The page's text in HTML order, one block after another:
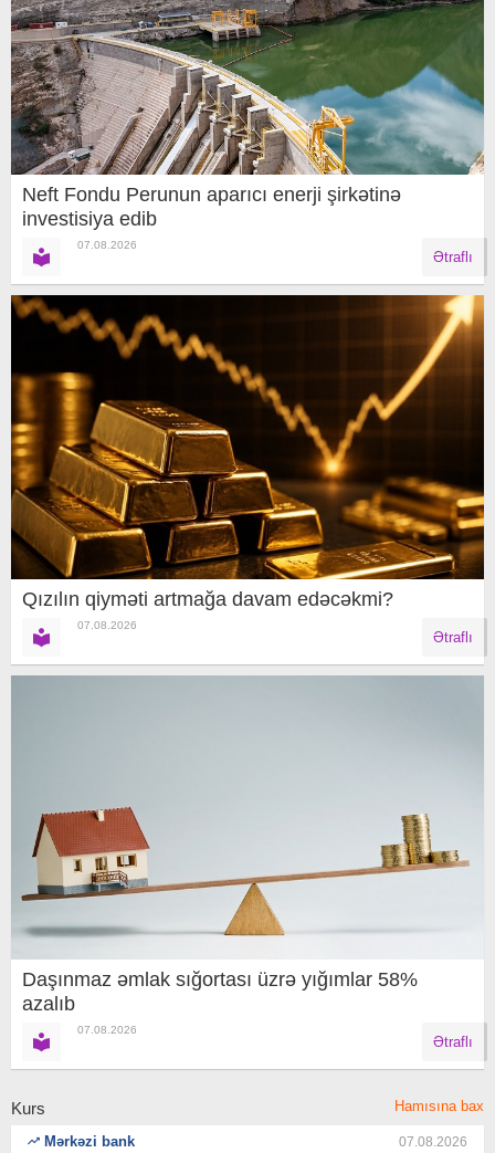
Neft Fondu Perunun aparıcı enerji şirkətinə
investisiya edib
07.08.2026
Ətraflı
Qızılın qiyməti artmağa davam edəcəkmi?
07.08.2026
Ətraflı
Daşınmaz əmlak sığortası üzrə yığımlar 58%
azalıb
07.08.2026
Ətraflı
Kurs Hamısına bax
Mərkəzi bank 07.08.2026